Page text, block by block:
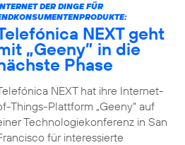
DER DINGE FÜR
NEXT geht
„Geeny” in die
Phase
NEXT hat ihre Internet-
Things-Plattform „Geeny“ auf
Technologiekonferenz in San
für interessierte